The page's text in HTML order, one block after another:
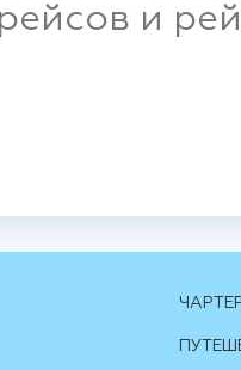
и